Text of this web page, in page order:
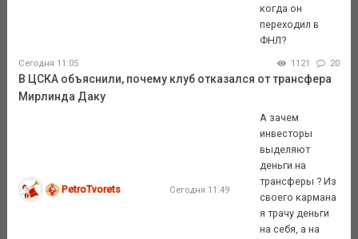
когда он
переходил в
ФНЛ?
Сегодня 11:05 1121 20
В ЦСКА объяснили, почему клуб отказался от трансфера
Мирлинда Даку
PetroTvorets Сегодня 11:49
А зачем
инвесторы
выделяют
деньги на
трансферы ? Из
своего кармана
я трачу деньги
на себя, а на